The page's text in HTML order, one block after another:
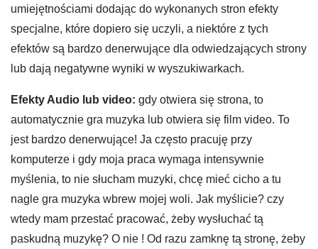
umiejętnościami dodając do wykonanych stron efekty
specjalne, które dopiero się uczyli, a niektóre z tych
efektów są bardzo denerwujące dla odwiedzających strony
lub dają negatywne wyniki w wyszukiwarkach.
Efekty Audio lub video: gdy otwiera się strona, to
automatycznie gra muzyka lub otwiera się film video. To
jest bardzo denerwujące! Ja często pracuję przy
komputerze i gdy moja praca wymaga intensywnie
myślenia, to nie słucham muzyki, chcę mieć cicho a tu
nagle gra muzyka wbrew mojej woli. Jak myślicie? czy
wtedy mam przestać pracować, żeby wysłuchać tą
paskudną muzykę? O nie ! Od razu zamknę tą stronę, żeby